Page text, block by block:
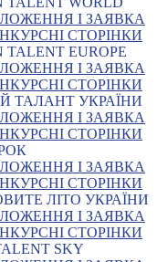
І ЗАЯВКА
СТОРІНКИ
TALENT EUROPE
І ЗАЯВКА
СТОРІНКИ
ТАЛАНТ УКРАЇНИ
І ЗАЯВКА
СТОРІНКИ
І ЗАЯВКА
СТОРІНКИ
ЛІТО УКРАЇНИ
І ЗАЯВКА
СТОРІНКИ
SKY